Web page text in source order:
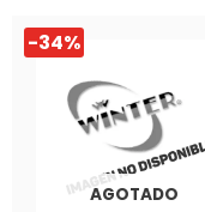
-34%
AGOTADO
El
precio
original
era:
$939.990.
El
precio
actual
$619.990.